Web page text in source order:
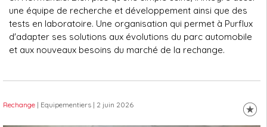
une équipe de recherche et développement ainsi que des
tests en laboratoire. Une organisation qui permet à Purflux
d'adapter ses solutions aux évolutions du parc automobile
et aux nouveaux besoins du marché de la rechange.
Rechange | Equipementiers | 2 juin 2026